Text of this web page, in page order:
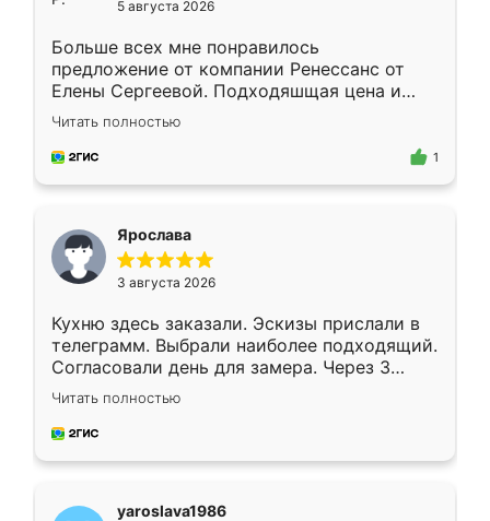
5 августа 2026
Больше всех мне понравилось
предложение от компании Ренессанс от
Елены Сергеевой. Подходяшщая цена и
короткие сроки изготовления. Приехавший
для замера сотрудник Владислав
предложил по моему эскизу самый
Читать полностью
1
Ярослава
3 августа 2026
Кухню здесь заказали. Эскизы прислали в
телеграмм. Выбрали наиболее подходящий.
Согласовали день для замера. Через 3
недели кухня была уже готова. Остались
довольны работой. Спасибо Ренессанс
мебель за качественную работу!
Читать полностью
yaroslava1986